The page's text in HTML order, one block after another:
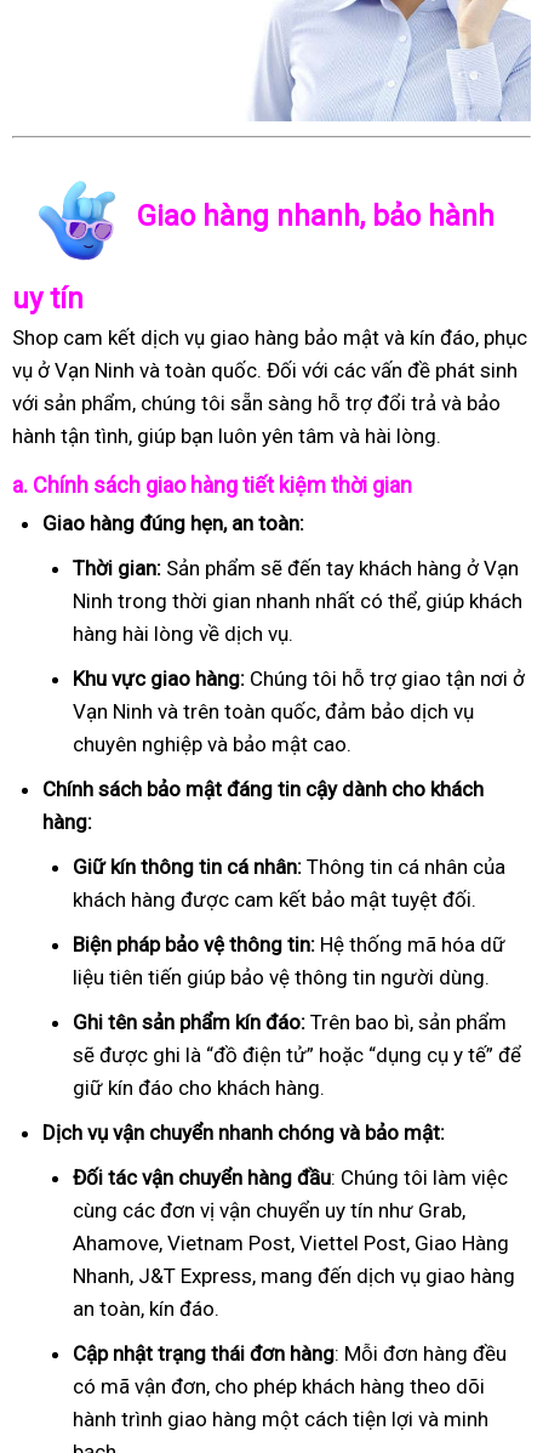
Giao hàng nhanh, bảo hành
uy tín
Shop cam kết dịch vụ giao hàng bảo mật và kín đáo, phục
vụ ở Vạn Ninh và toàn quốc. Đối với các vấn đề phát sinh
với sản phẩm, chúng tôi sẵn sàng hỗ trợ đổi trả và bảo
hành tận tình, giúp bạn luôn yên tâm và hài lòng.
a. Chính sách giao hàng tiết kiệm thời gian
Giao hàng đúng hẹn, an toàn:
Thời gian: Sản phẩm sẽ đến tay khách hàng ở Vạn
Ninh trong thời gian nhanh nhất có thể, giúp khách
hàng hài lòng về dịch vụ.
Khu vực giao hàng: Chúng tôi hỗ trợ giao tận nơi ở
Vạn Ninh và trên toàn quốc, đảm bảo dịch vụ
chuyên nghiệp và bảo mật cao.
Chính sách bảo mật đáng tin cậy dành cho khách
hàng:
Giữ kín thông tin cá nhân: Thông tin cá nhân của
khách hàng được cam kết bảo mật tuyệt đối.
Biện pháp bảo vệ thông tin: Hệ thống mã hóa dữ
liệu tiên tiến giúp bảo vệ thông tin người dùng.
Ghi tên sản phẩm kín đáo: Trên bao bì, sản phẩm
sẽ được ghi là “đồ điện tử” hoặc “dụng cụ y tế” để
giữ kín đáo cho khách hàng.
Dịch vụ vận chuyển nhanh chóng và bảo mật:
Đối tác vận chuyển hàng đầu: Chúng tôi làm việc
cùng các đơn vị vận chuyển uy tín như Grab,
Ahamove, Vietnam Post, Viettel Post, Giao Hàng
Nhanh, J&T Express, mang đến dịch vụ giao hàng
an toàn, kín đáo.
Cập nhật trạng thái đơn hàng: Mỗi đơn hàng đều
có mã vận đơn, cho phép khách hàng theo dõi
hành trình giao hàng một cách tiện lợi và minh